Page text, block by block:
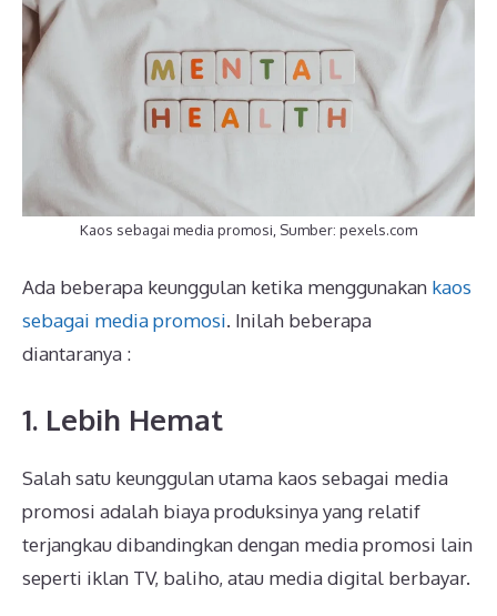
Kaos sebagai media promosi, Sumber: pexels.com
Ada beberapa keunggulan ketika menggunakan kaos
sebagai media promosi. Inilah beberapa
diantaranya :
1. Lebih Hemat
Salah satu keunggulan utama kaos sebagai media
promosi adalah biaya produksinya yang relatif
terjangkau dibandingkan dengan media promosi lain
seperti iklan TV, baliho, atau media digital berbayar.